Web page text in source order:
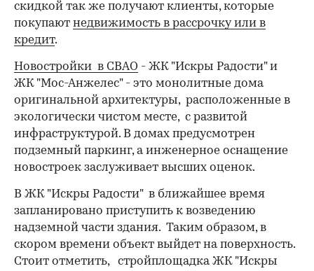
скидкой так же получают клиенты, которые
покупают недвижимость в рассрочку или в
кредит.
Новостройки в СВАО - ЖК "Искры Радости" и
ЖК "Мос-Анжелес" - это монолитные дома
оригинальной архитектуры, расположенные в
экологически чистом месте, с развитой
инфраструктурой. В домах предусмотрен
подземный паркинг, а инженерное оснащение
новостроек заслуживает высших оценок.
В ЖК "Искры Радости" в ближайшее время
запланировано приступить к возведению
надземной части здания. Таким образом, в
скором времени объект выйдет на поверхность.
Стоит отметить, стройплощадка ЖК "Искры